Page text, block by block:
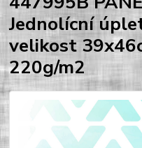
Jednolícní
velikost
220g/m2